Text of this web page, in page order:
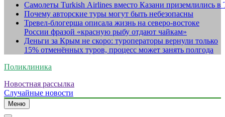
Самолеты Turkish Airlines вместо Казани приземлились в
Почему авторские туры могут быть небезопасны
Тревел-блогерша описала жизнь на северо-востоке
России фразой «красную рыбу отдают чайкам»
Деньги за Крым не скоро: туроператоры вернули только
15% отменённых туров, процесс может занять полгода
Поликлиника
Новостная рассылка
Случайные новости
Меню